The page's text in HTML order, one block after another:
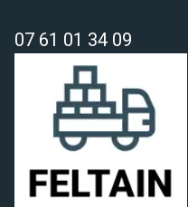
07 61 01 34 09